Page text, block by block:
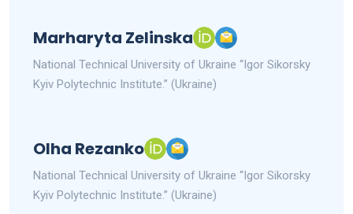
Marharyta Zelinska
National Technical University of Ukraine “Igor Sikorsky
Kyiv Polytechnic Institute.” (Ukraine)
Olha Rezanko
National Technical University of Ukraine “Igor Sikorsky
Kyiv Polytechnic Institute.” (Ukraine)